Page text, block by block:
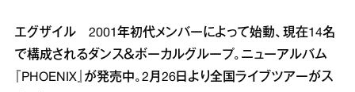
エグザイル 2001年初代メンバーによって始動、現在14名
で構成されるダンス＆ボーカルグループ。ニューアルバム
『PHOENIX』が発売中。2月26日より全国ライブツアーがス